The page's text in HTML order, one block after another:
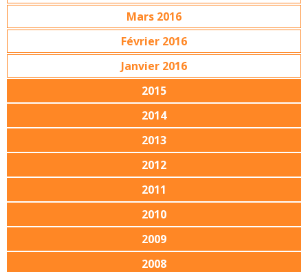
Mars 2016
Février 2016
Janvier 2016
2015
2014
2013
2012
2011
2010
2009
2008